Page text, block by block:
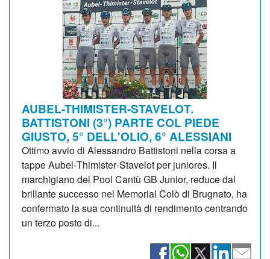
AUBEL-THIMISTER-STAVELOT.
BATTISTONI (3°) PARTE COL PIEDE
GIUSTO, 5° DELL'OLIO, 6° ALESSIANI
Ottimo avvio di Alessandro Battistoni nella corsa a
tappe Aubel‑Thimister‑Stavelot per juniores. Il
marchigiano del Pool Cantù GB Junior, reduce dal
brillante successo nel Memorial Colò di Brugnato, ha
confermato la sua continuità di rendimento centrando
un terzo posto di...